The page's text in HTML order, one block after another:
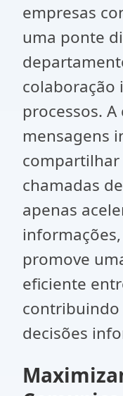
empresas
uma ponte
colaboração
processos.
mensagens
chamadas
apenas
promove
eficiente
contribuindo
decisões